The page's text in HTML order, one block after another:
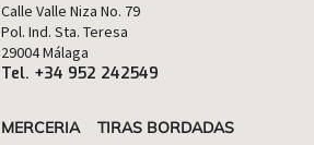
Calle Valle Niza No. 79
Pol. Ind. Sta. Teresa
29004 Málaga
Tel. +34 952 242549
MERCERIA
TIRAS BORDADAS